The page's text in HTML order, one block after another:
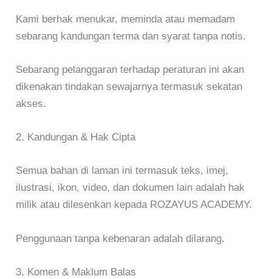
Kami berhak menukar, meminda atau memadam
sebarang kandungan terma dan syarat tanpa notis.
Sebarang pelanggaran terhadap peraturan ini akan
dikenakan tindakan sewajarnya termasuk sekatan
akses.
2. Kandungan & Hak Cipta
Semua bahan di laman ini termasuk teks, imej,
ilustrasi, ikon, video, dan dokumen lain adalah hak
milik atau dilesenkan kepada ROZAYUS ACADEMY.
Penggunaan tanpa kebenaran adalah dilarang.
3. Komen & Maklum Balas